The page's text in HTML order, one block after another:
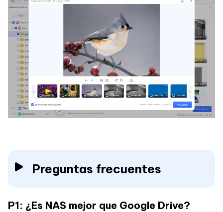
Preguntas frecuentes
P1: ¿Es NAS mejor que Google Drive?